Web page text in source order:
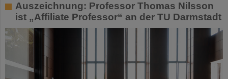
Auszeichnung: Professor Thomas Nilsson
ist „Affiliate Professor“ an der TU Darmstadt